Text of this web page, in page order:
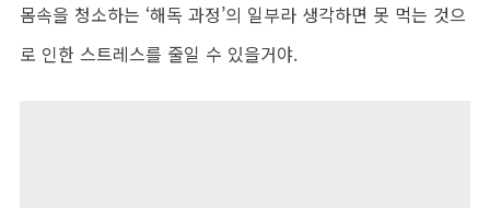
몸속을 청소하는 ‘해독 과정’의 일부라 생각하면 못 먹는 것으
로 인한 스트레스를 줄일 수 있을거야.